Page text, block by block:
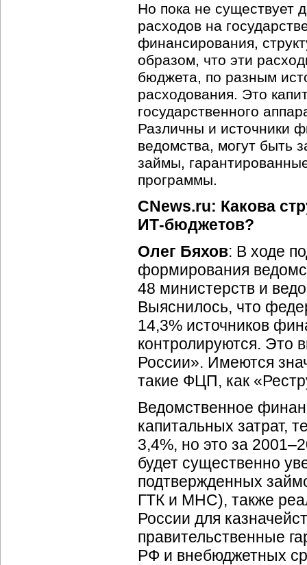
Но пока не существует
расходов на
финансирования,
образом, что эти
бюджета, по разным
расходования. Это
государственного
Различны и источники
ведомства, могут быть
займы,
программы.
CNews.ru: Какова
ИТ-бюджетов?
Олег Бяхов: В ходе
формирования
48 министерств и
Выяснилось, что
14,3% источников
контролируются. Это
России». Имеются
такие ФЦП, как
Ведомственное
капитальных затрат,
3,4%, но это за
будет существенно
подтвержденных
ГТК и МНС), также
России для
правительственные
РФ и внебюджетных